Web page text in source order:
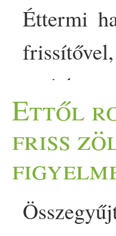
Éttermi
szejtán
kissé
ropogós
Ettől
friss